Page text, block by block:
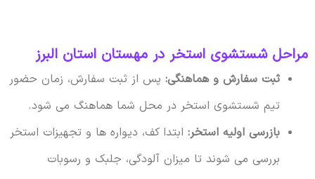
مراحل شستشوی استخر در مهستان استان البرز
ثبت سفارش و هماهنگی:پس از ثبت سفارش، زمان حضور
تیم شستشوی استخر در محل شما هماهنگ می شود.
بازرسی اولیه استخر:ابتدا کف، دیواره ها و تجهیزات استخر
بررسی می شوند تا میزان آلودگی، جلبک و رسوبات